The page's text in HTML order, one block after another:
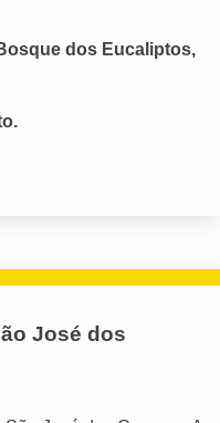
dos Eucaliptos,
José dos